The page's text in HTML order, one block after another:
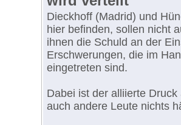
Dieckhoff (Madrid) und
hier befinden, sollen nicht
ihnen die Schuld an der
Erschwerungen, die im
eingetreten sind.
Dabei ist der alliierte
auch andere Leute nichts